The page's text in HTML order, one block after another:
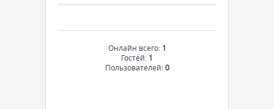
Онлайн всего: 1
Гостей: 1
Пользователей:0